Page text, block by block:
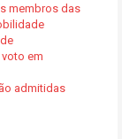
membros das
em
admitidas